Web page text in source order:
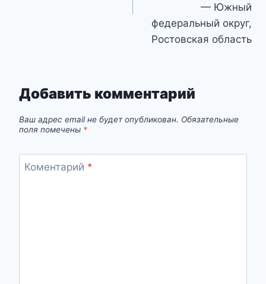
— Южный
федеральный округ,
Ростовская область
Добавить комментарий
Ваш адрес email не будет опубликован. Обязательные
поля помечены *
Коментарий *